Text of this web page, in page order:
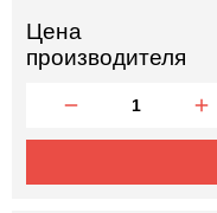
Цена
производителя